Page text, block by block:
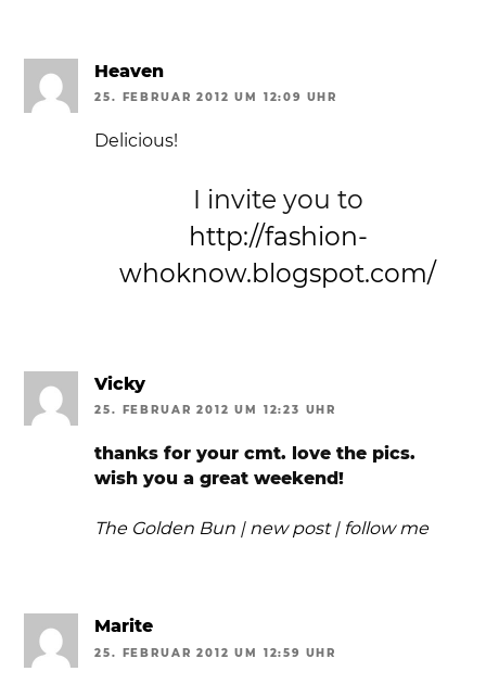
Heaven
25. FEBRUAR 2012 UM 12:09 UHR
Delicious!
I invite you to
http://fashion-
whoknow.blogspot.com/
Vicky
25. FEBRUAR 2012 UM 12:23 UHR
thanks for your cmt. love the pics.
wish you a great weekend!
The Golden Bun | new post| follow me
Marite
25. FEBRUAR 2012 UM 12:59 UHR